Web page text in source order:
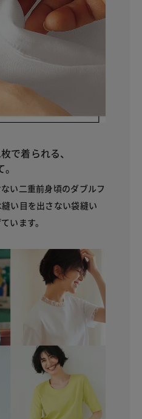
で着られる、
い二重前身頃のダブルフ
い目を出さない袋縫い
います。